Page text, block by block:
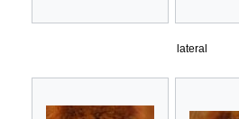
lateral